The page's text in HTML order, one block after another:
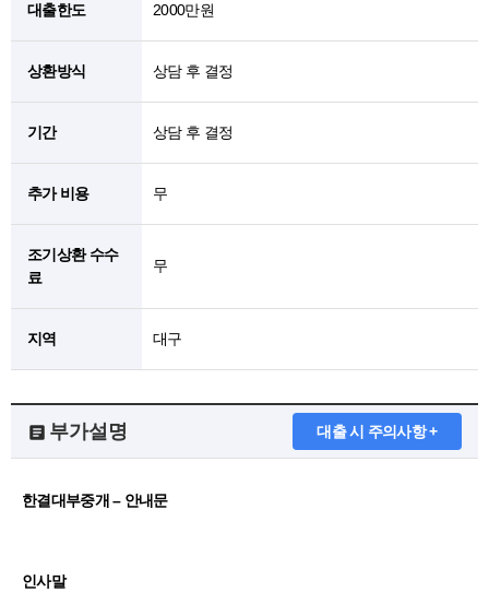
대출한도 2000만원
상환방식 상담 후 결정
기간 상담 후 결정
추가 비용 무
조기상환 수수
료
무
지역 대구
부가설명 대출 시 주의사항 +
한결대부중개 – 안내문
인사말